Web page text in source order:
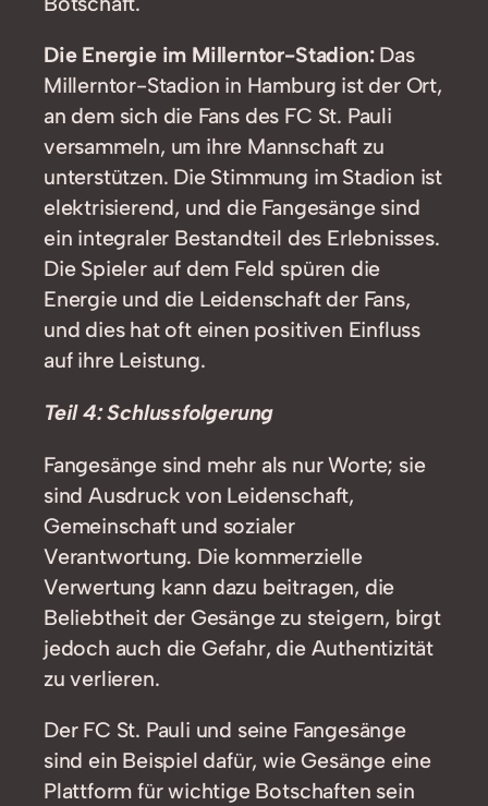
Die Energie im Millerntor-Stadion:Das
Millerntor-Stadion in Hamburg ist der Ort,
an dem sich die Fans des FC St. Pauli
versammeln, um ihre Mannschaft zu
unterstützen. Die Stimmung im Stadion ist
elektrisierend, und die Fangesänge sind
ein integraler Bestandteil des Erlebnisses.
Die Spieler auf dem Feld spüren die
Energie und die Leidenschaft der Fans,
und dies hat oft einen positiven Einfluss
auf ihre Leistung.
Teil 4: Schlussfolgerung
Fangesänge sind mehr als nur Worte; sie
sind Ausdruck von Leidenschaft,
Gemeinschaft und sozialer
Verantwortung. Die kommerzielle
Verwertung kann dazu beitragen, die
Beliebtheit der Gesänge zu steigern, birgt
jedoch auch die Gefahr, die Authentizität
zu verlieren.
Der FC St. Pauli und seine Fangesänge
sind ein Beispiel dafür, wie Gesänge eine
Plattform für wichtige Botschaften sein